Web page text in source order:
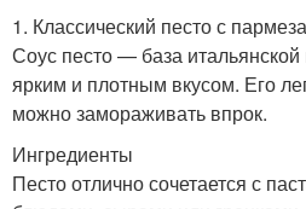
1. Классический песто с
Соус песто — база
ярким и плотным вкусом. Его
можно замораживать впрок.
Ингредиенты
Песто отлично сочетается с